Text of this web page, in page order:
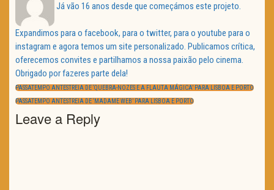
Já vão 16 anos desde que começámos este projeto.
Expandimos para o facebook, para o twitter, para o youtube para o
instagram e agora temos um site personalizado. Publicamos crítica,
oferecemos convites e partilhamos a nossa paixão pelo cinema.
Obrigado por fazeres parte dela!
Navegação
de
artigos
PREVIOUS
PASSATEMPO ANTESTREIA DE ‘QUEBRA-NOZES E A FLAUTA MÁGICA’ PARA LISBOA E PORTO
NEXT
PASSATEMPO ANTESTREIA DE ‘MADAME WEB’ PARA LISBOA E PORTO
Leave a Reply